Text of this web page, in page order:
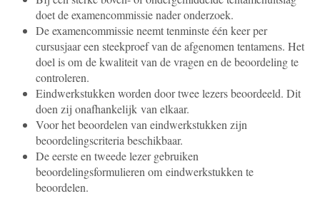
doet de examencommissie nader onderzoek.
De examencommissie neemt tenminste één keer per
cursusjaar een steekproef van de afgenomen tentamens. Het
doel is om de kwaliteit van de vragen en de beoordeling te
controleren.
Eindwerkstukken worden door twee lezers beoordeeld. Dit
doen zij onafhankelijk van elkaar.
Voor het beoordelen van eindwerkstukken zijn
beoordelingscriteria beschikbaar.
De eerste en tweede lezer gebruiken
beoordelingsformulieren om eindwerkstukken te
beoordelen.